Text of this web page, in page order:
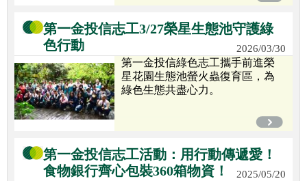
第一金投信志工3/27榮星生態池守護綠
色行動
2026/03/30
第一金投信綠色志工攜手前進榮
星花園生態池螢火蟲復育區，為
綠色生態共盡心力。
第一金投信志工活動：用行動傳遞愛！
食物銀行齊心包裝360箱物資！
2025/05/20